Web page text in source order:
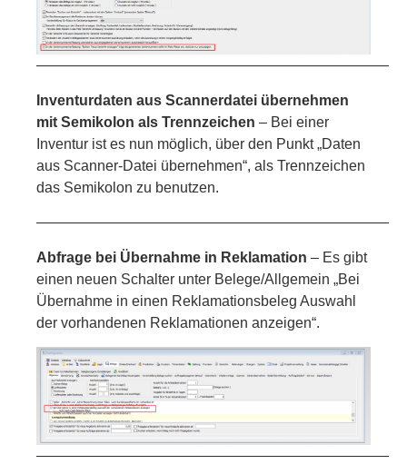
Inventurdaten aus Scannerdatei übernehmen
mit Semikolon als Trennzeichen – Bei einer
Inventur ist es nun möglich, über den Punkt „Daten
aus Scanner-Datei übernehmen“, als Trennzeichen
das Semikolon zu benutzen.
Abfrage bei Übernahme in Reklamation – Es gibt
einen neuen Schalter unter Belege/Allgemein „Bei
Übernahme in einen Reklamationsbeleg Auswahl
der vorhandenen Reklamationen anzeigen“.